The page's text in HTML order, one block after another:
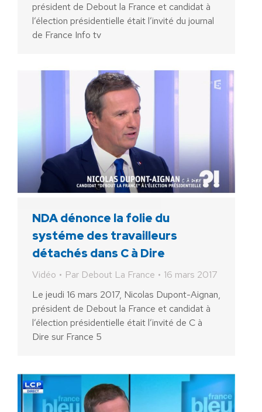
président de Debout la France et candidat à
l’élection présidentielle était l’invité du journal
de France Info tv
NDA dénonce la folie du
systéme des travailleurs
détachés dans C à Dire
Vidéo Par Debout La France
16 mars 2017
Le jeudi 16 mars 2017, Nicolas Dupont-Aignan,
président de Debout la France et candidat à
l’élection présidentielle était l’invité de C à
Dire sur France 5